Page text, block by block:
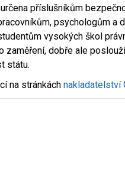
příslušníkům
psychologům a
vysokých škol
zaměření, dobře ale
státu.
na stránkáchnakladatelství